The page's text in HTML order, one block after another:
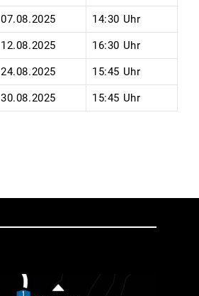
07.08.2025 14:30 Uhr
12.08.2025 16:30 Uhr
24.08.2025 15:45 Uhr
30.08.2025 15:45 Uhr